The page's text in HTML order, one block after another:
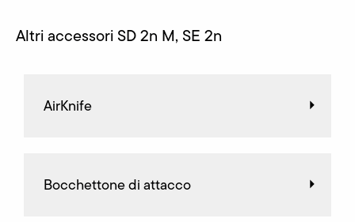
Altri accessori SD 2n M, SE 2n
AirKnife
Bocchettone di attacco